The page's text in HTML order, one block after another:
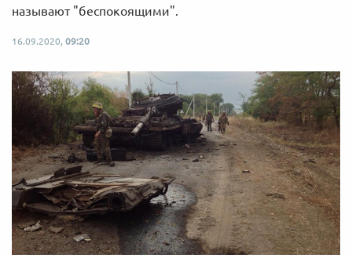
называют "беспокоящими".
16.09.2020, 09:20